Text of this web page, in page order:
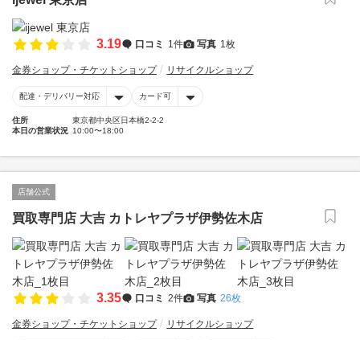
3.19 口コミ 1件 写真 1枚
金券ショップ・チケットショップ リサイクルショップ
配達・デリバリー対応 カード可
住所
東京都中央区日本橋2-2-2
本日の営業状況 10:00〜18:00
店舗公式
買取専門店 大吉 カトレヤプラザ伊勢佐木店
3.35 口コミ 2件 写真 26枚
金券ショップ・チケットショップ リサイクルショップ